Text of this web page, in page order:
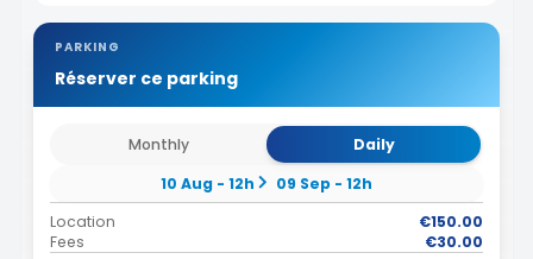
PARKING
Réserver ce parking
Monthly
Daily
10 Aug - 12h
09 Sep - 12h
Location
€150.00
Fees
€30.00